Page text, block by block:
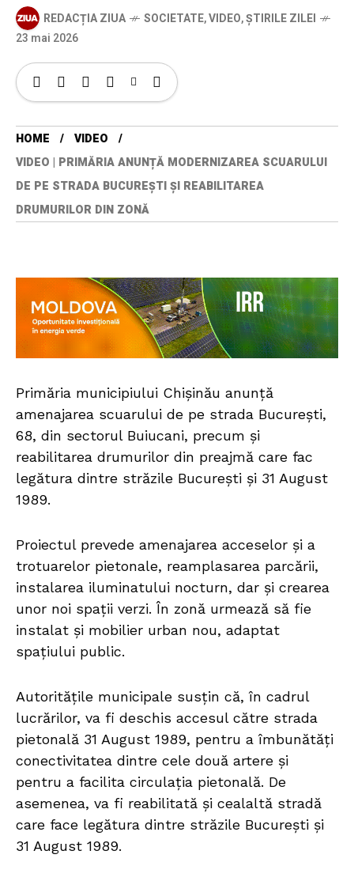
REDACȚIA ZIUA SOCIETATE,VIDEO,ȘTIRILE ZILEI
23 mai 2026
HOME
VIDEO
VIDEO | PRIMĂRIA ANUNȚĂ MODERNIZAREA SCUARULUI
DE PE STRADA BUCUREȘTI ȘI REABILITAREA
DRUMURILOR DIN ZONĂ
Primăria municipiului Chișinău anunță
amenajarea scuarului de pe strada București,
68, din sectorul Buiucani, precum și
reabilitarea drumurilor din preajmă care fac
legătura dintre străzile București și 31 August
1989.
Proiectul prevede amenajarea acceselor și a
trotuarelor pietonale, reamplasarea parcării,
instalarea iluminatului nocturn, dar și crearea
unor noi spații verzi. În zonă urmează să fie
instalat și mobilier urban nou, adaptat
spațiului public.
Autoritățile municipale susțin că, în cadrul
lucrărilor, va fi deschis accesul către strada
pietonală 31 August 1989, pentru a îmbunătăți
conectivitatea dintre cele două artere și
pentru a facilita circulația pietonală. De
asemenea, va fi reabilitată și cealaltă stradă
care face legătura dintre străzile București și
31 August 1989.